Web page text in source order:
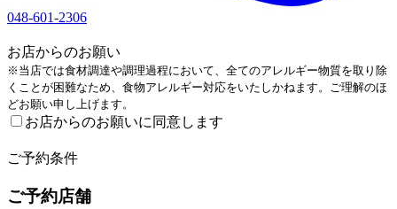
048-601-2306
お店からのお願い
※当店では食材調達や調理過程において、全てのアレルギー物質を取り除
くことが困難なため、食物アレルギー対応をいたしかねます。ご理解のほ
どお願い申し上げます。
お店からのお願いに同意します
ご予約条件
ご予約店舗